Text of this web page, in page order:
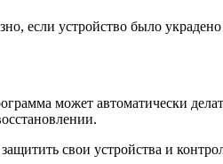
если устройство было
может автоматически
свои устройства и